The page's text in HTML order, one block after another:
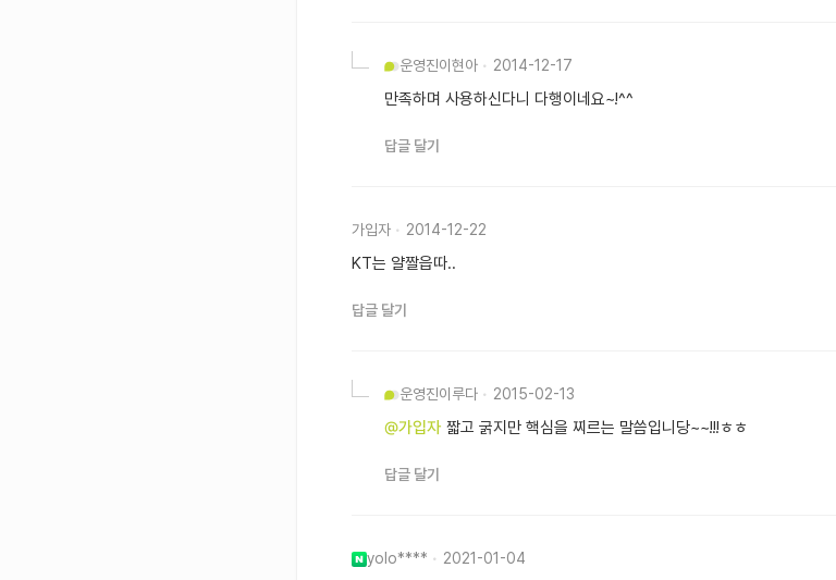
운영진이현아 2014-12-17
만족하며 사용하신다니 다행이네요~!^^
답글 달기
가입자 2014-12-22
KT는 얄짤읍따..
답글 달기
운영진이루다 2015-02-13
@가입자 짧고 굵지만 핵심을 찌르는 말씀입니당~~!!!ㅎㅎ
답글 달기
yolo**** 2021-01-04